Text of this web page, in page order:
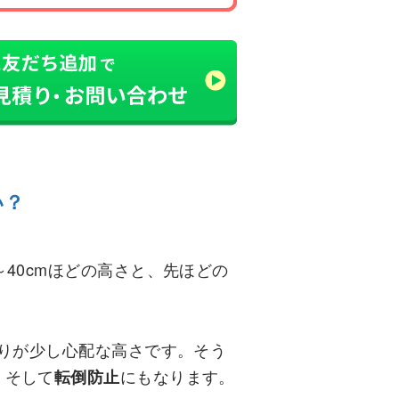
ほどの高さと、先ほどの
が少し心配な高さです。そう
そして転倒防止にもなります。